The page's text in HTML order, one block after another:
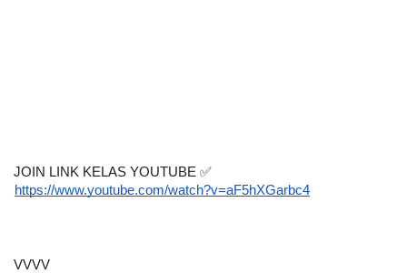
JOIN LINK KELAS YOUTUBE ✅
https://www.youtube.com/watch?v=aF5hXGarbc4
VVVV